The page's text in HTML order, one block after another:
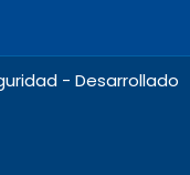
- Desarrollado